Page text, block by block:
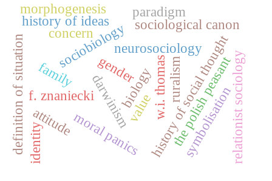
neurosociology
biology
sociobiology history of social thought
darwinism w.i. thomas
f. znaniecki
history of ideas sociological canon
the polish peasant
ruralism
gender
family
moral panics
value
attitude
definition of situation relationist sociology
paradigm
symbolisation
identity
concern
morphogenesis